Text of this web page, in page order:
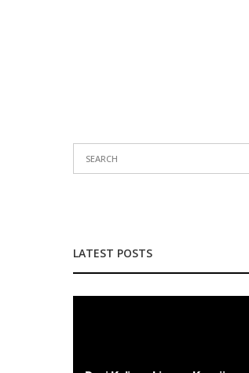
LATEST POSTS